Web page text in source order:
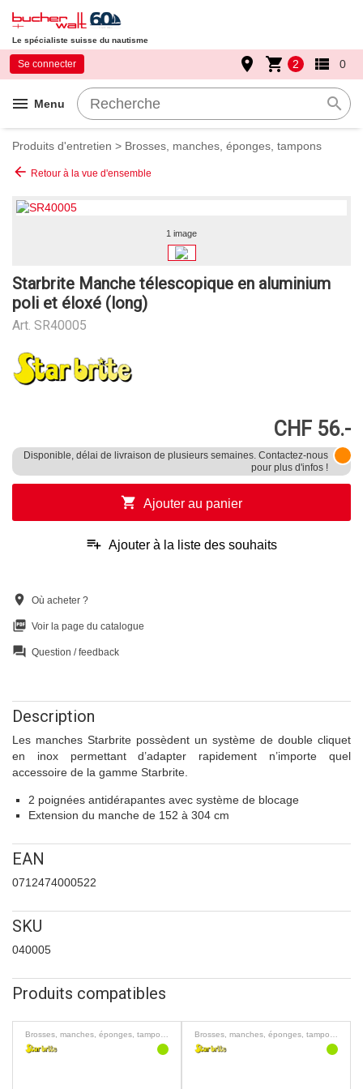
Le spécialiste suisse du nautisme
menu Menu search
Se connecter place shopping_cart 2 view_list 0
Produits d'entretien > Brosses, manches, éponges, tampons
arrow_back Retour à la vue d'ensemble
1 image
Starbrite Manche télescopique en aluminium
poli et éloxé (long)
Art. SR40005
CHF 56.-
Disponible, délai de livraison de plusieurs semaines. Contactez-nous
pour plus d'infos !
shopping_cart Ajouter au panier
playlist_add Ajouter à la liste des souhaits
location_on Où acheter ?
picture_as_pdf Voir la page du catalogue
question_answer Question / feedback
Description
Les manches Starbrite possèdent un système de double cliquet
en inox permettant d’adapter rapidement n’importe quel
accessoire de la gamme Starbrite.
2 poignées antidérapantes avec système de blocage
Extension du manche de 152 à 304 cm
EAN
0712474000522
SKU
040005
Produits compatibles
Brosses, manches, éponges, tampons Brosses, manches, éponges, tampons